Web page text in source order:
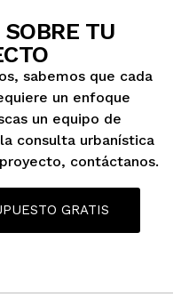
TU
sabemos que cada
un enfoque
un equipo de
consulta urbanística
contáctanos.
GRATIS